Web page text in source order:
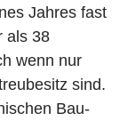
Jahres fast
als 38
wenn nur
sind.
Bau-